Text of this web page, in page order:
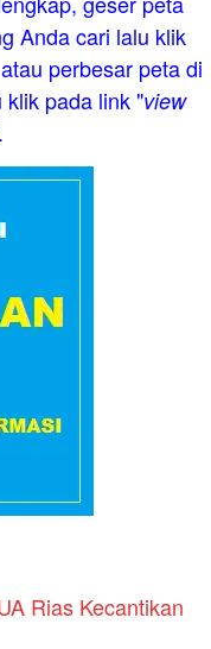
Anda cari lalu klik
perbesar peta di
klik pada link "view
Rias Kecantikan